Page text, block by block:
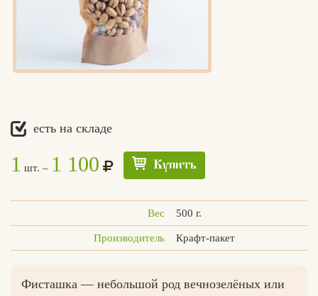
есть на складе
1 шт. – 1 100 Купить
Вес 500 г.
Производитель Крафт-пакет
Фисташка — небольшой род вечнозелёных или